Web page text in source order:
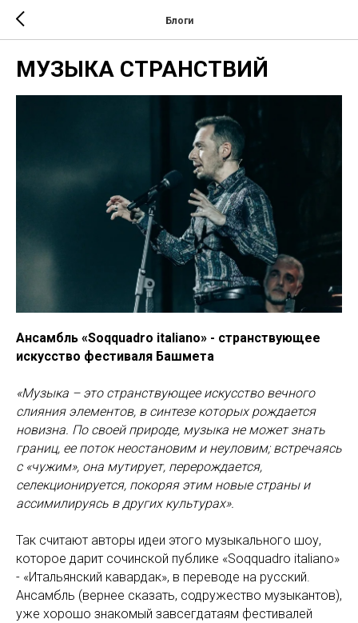
Блоги
МУЗЫКА СТРАНСТВИЙ
Ансамбль «Soqquadro italiano» - странствующее
искусство фестиваля Башмета
«Музыка – это странствующее искусство вечного
слияния элементов, в синтезе которых рождается
новизна. По своей природе, музыка не может знать
границ, ее поток неостановим и неуловим; встречаясь
с «чужим», она мутирует, перерождается,
селекционируется, покоряя этим новые страны и
ассимилируясь в других культурах».
Так считают авторы идеи этого музыкального шоу,
которое дарит сочинской публике «Soqquadro italiano»
- «Итальянский кавардак», в переводе на русский.
Ансамбль (вернее сказать, содружество музыкантов),
уже хорошо знакомый завсегдатаям фестивалей